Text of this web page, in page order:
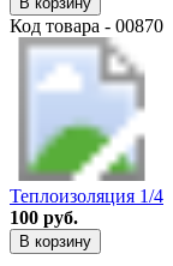
Код товара - 00870
Теплоизоляция 1/4
100 руб.
В корзину